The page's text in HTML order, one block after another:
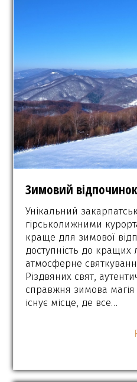
Зимовий
Унікальний
гірськолижними
краще для зимової
доступність до кращих
атмосферне
Різдвяних свят,
справжня зимова магія
існує місце, де все…